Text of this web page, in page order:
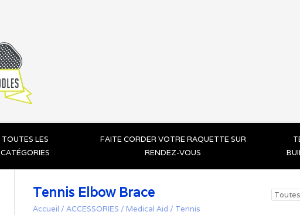
TOUTES LES
CATÉGORIES
FAITE CORDER VOTRE RAQUETTE SUR
RENDEZ-VOUS
Tennis Elbow Brace
Accueil / ACCESSORIES / Medical Aid / Tennis